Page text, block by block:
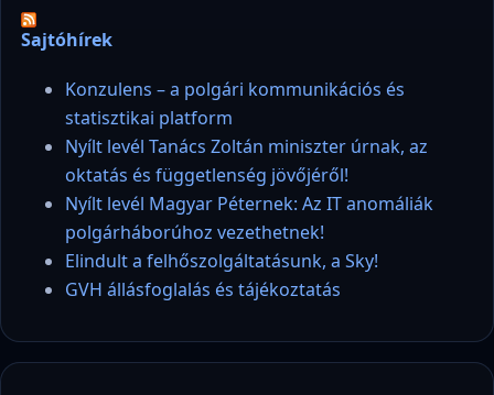
Sajtóhírek
Konzulens – a polgári kommunikációs és
statisztikai platform
Nyílt levél Tanács Zoltán miniszter úrnak, az
oktatás és függetlenség jövőjéről!
Nyílt levél Magyar Péternek: Az IT anomáliák
polgárháborúhoz vezethetnek!
Elindult a felhőszolgáltatásunk, a Sky!
GVH állásfoglalás és tájékoztatás